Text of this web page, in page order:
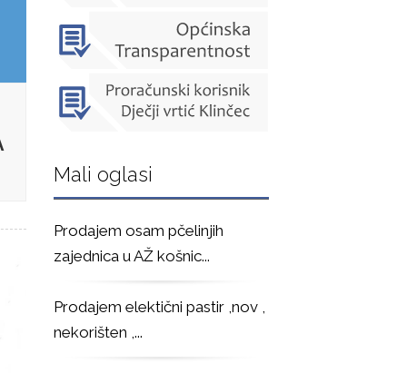
Mali oglasi
Prodajem osam pčelinjih
zajednica u AŽ košnic...
Prodajem elektični pastir ,nov ,
nekorišten , ...